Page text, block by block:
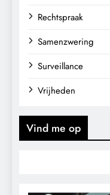
Rechtspraak
Samenzwering
Surveillance
Vrijheden
Vind me op